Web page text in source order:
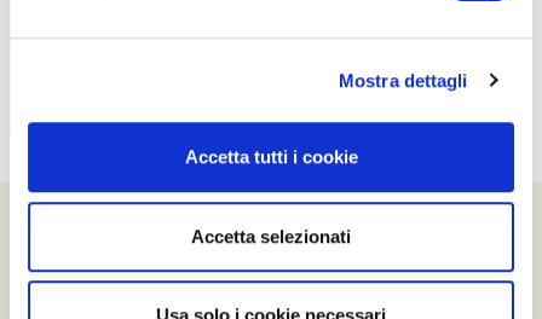
Mostra dettagli
Accetta tutti i cookie
Accetta selezionati